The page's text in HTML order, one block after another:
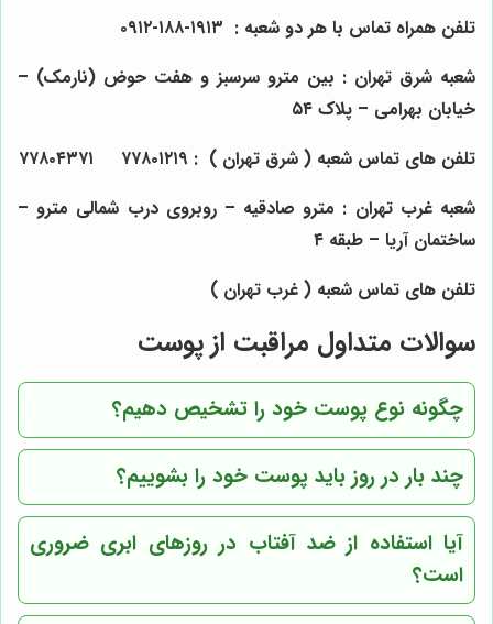
تلفن همراه تماس با هر دو شعبه : ۱۹۱۳-۱۸۸-۰۹۱۲
شعبه شرق تهران : بین مترو سرسبز و هفت حوض (نارمک) –
خیابان بهرامی – پلاک ۵۴
تلفن های تماس شعبه ( شرق تهران ) : ۷۷۸۰۱۲۱۹
۷۷۸۰۴۳۷۱
شعبه غرب تهران : مترو صادقیه – روبروی درب شمالی مترو –
ساختمان آریا – طبقه ۴
تلفن های تماس شعبه ( غرب تهران )
سوالات متداول مراقبت از پوست
چگونه نوع پوست خود را تشخیص دهیم؟
چند بار در روز باید پوست خود را بشوییم؟
آیا استفاده از ضد آفتاب در روزهای ابری ضروری
است؟